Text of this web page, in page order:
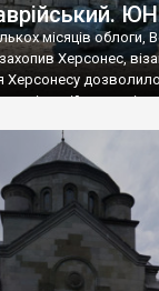
місяців облоги,
Херсонес,
Херсонесу
візантійському
язичник, став
Русі. На честь